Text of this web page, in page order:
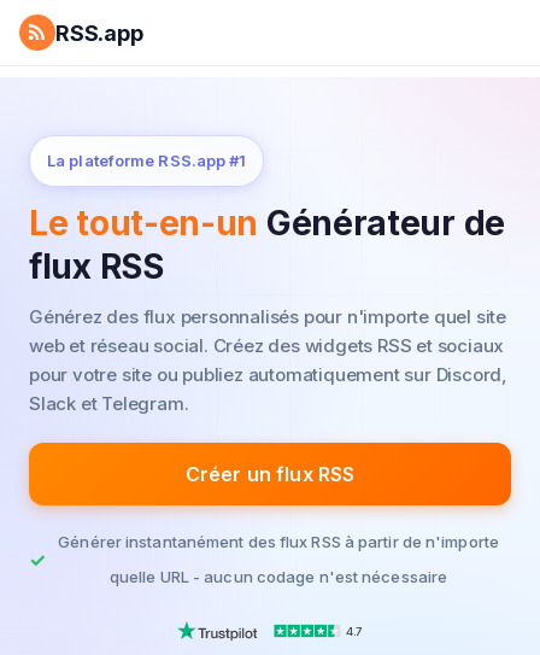
RSS.app
La plateforme RSS.app #1
Le tout-en-un Générateur de
flux RSS
Générez des flux personnalisés pour n'importe quel site
web et réseau social. Créez des widgets RSS et sociaux
pour votre site ou publiez automatiquement sur Discord,
Slack et Telegram.
Créer un flux RSS
Générer instantanément des flux RSS à partir de n'importe
quelle URL - aucun codage n'est nécessaire
4.7